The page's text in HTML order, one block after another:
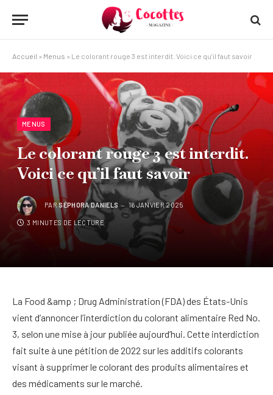
Accueil » Menus » Le colorant rouge 3 est interdit. Voici ce qu’il faut savoir
MENUS
Le colorant rouge 3 est interdit.
Voici ce qu’il faut savoir
PARSÉPHORA DANIELS 16 JANVIER 2025
3 MINUTES DE LECTURE
La Food &amp ; Drug Administration (FDA) des États-Unis
vient d’annoncer l’interdiction du colorant alimentaire Red No.
3, selon une mise à jour publiée aujourd’hui. Cette interdiction
fait suite à une pétition de 2022 sur les additifs colorants
visant à supprimer le colorant des produits alimentaires et
des médicaments sur le marché.